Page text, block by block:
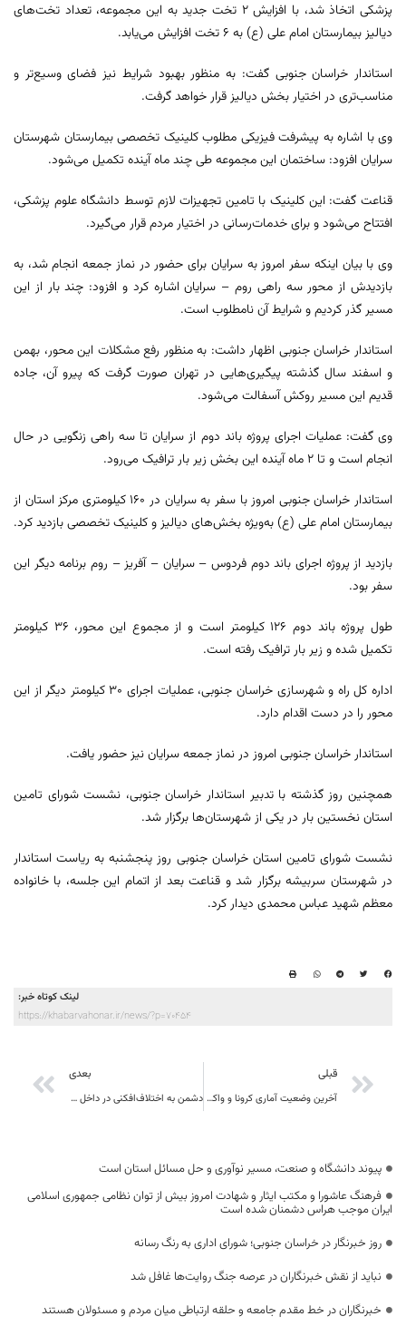
پزشکی اتخاذ شد، با افزایش ۲ تخت جدید به این مجموعه، تعداد تخت‌های
دیالیز بیمارستان امام علی (ع) به ۶ تخت افزایش می‌یابد.
استاندار خراسان جنوبی گفت: به منظور بهبود شرایط نیز فضای وسیع‌تر و
مناسب‌تری در اختیار بخش دیالیز قرار خواهد گرفت.
وی با اشاره به پیشرفت فیزیکی مطلوب کلینیک تخصصی بیمارستان شهرستان
سرایان افزود: ساختمان این مجموعه طی چند ماه آینده تکمیل می‌شود.
قناعت گفت: این کلینیک با تامین تجهیزات لازم توسط دانشگاه علوم پزشکی،
افتتاح می‌شود و برای خدمات‌رسانی در اختیار مردم قرار می‌گیرد.
وی با بیان اینکه سفر امروز به سرایان برای حضور در نماز جمعه انجام شد، به
بازدیدش از محور سه راهی روم – سرایان اشاره کرد و افزود: چند بار از این
مسیر گذر کردیم و شرایط آن نامطلوب است.
استاندار خراسان جنوبی اظهار داشت: به منظور رفع مشکلات این محور، بهمن
و اسفند سال گذشته پیگیری‌هایی در تهران صورت گرفت که پیرو آن، جاده
قدیم این مسیر روکش آسفالت می‌شود.
وی گفت: عملیات اجرای پروژه باند دوم از سرایان تا سه راهی زنگویی در حال
انجام است و تا ۲ ماه آینده این بخش زیر بار ترافیک می‌رود.
استاندار خراسان جنوبی امروز با سفر به سرایان در ۱۶۰ کیلومتری مرکز استان از
بیمارستان امام علی (ع) به‌ویژه بخش‌های دیالیز و کلینیک تخصصی بازدید کرد.
بازدید از پروژه اجرای باند دوم فردوس – سرایان – آفریز – روم برنامه دیگر این
سفر بود.
طول پروژه باند دوم ۱۲۶ کیلومتر است و از مجموع این محور، ۳۶ کیلومتر
تکمیل شده و زیر بار ترافیک رفته است.
اداره کل راه و شهرسازی خراسان جنوبی، عملیات اجرای ۳۰ کیلومتر دیگر از این
محور را در دست اقدام دارد.
استاندار خراسان‌ جنوبی امروز در نماز جمعه سرایان نیز حضور یافت.
همچنین روز گذشته با تدبیر استاندار خراسان جنوبی، نشست شورای تامین
استان نخستین بار در یکی از شهرستان‌ها برگزار شد.
نشست شورای تامین استان خراسان جنوبی روز پنجشنبه به ریاست استاندار
در شهرستان سربیشه برگزار شد و قناعت بعد از اتمام این جلسه، با خانواده
معظم شهید عباس محمدی دیدار کرد.
لینک کوتاه خبر:
https://khabarvahonar.ir/news/?p=70454
قبلی
آخرین وضعیت آماری کرونا و واکسیناسیون در استان خراسان جنوبی
بعدی
دشمن به اختلاف‌افکنی در داخل روی آورده است
پیوند دانشگاه و صنعت، مسیر نوآوری و حل مسائل استان است
فرهنگ عاشورا و مکتب ایثار و شهادت امروز بیش از توان نظامی جمهوری اسلامی
ایران موجب هراس دشمنان شده است
روز خبرنگار در خراسان جنوبی؛ شورای اداری به رنگ رسانه
نباید از نقش خبرنگاران در عرصه جنگ روایت‌ها غافل شد
خبرنگاران در خط مقدم جامعه و حلقه ارتباطی میان مردم و مسئولان هستند